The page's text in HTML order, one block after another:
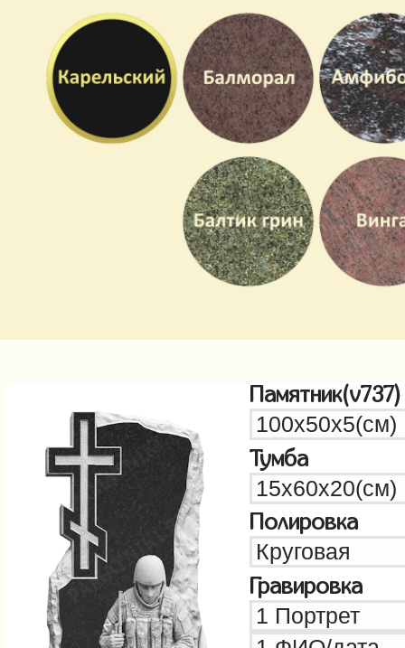
Памятник(v737)
Тумба
Полировка
Гравировка